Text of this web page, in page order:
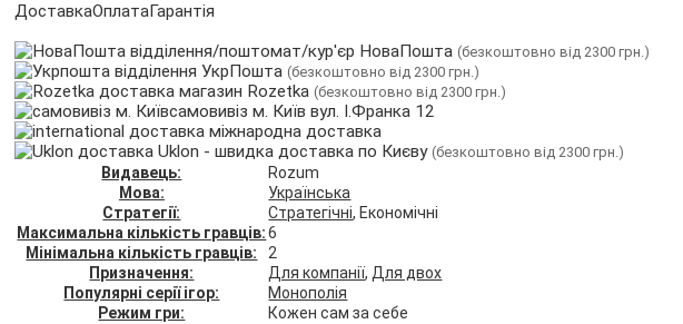
ДоставкаОплатаГарантія
відділення/поштомат/кур'єр НоваПошта (безкоштовно від 2300 грн.)
відділення УкрПошта (безкоштовно від 2300 грн.)
магазин Rozetka (безкоштовно від 2300 грн.)
самовивіз м. Київ вул. І.Франка 12
міжнародна доставка
Uklon - швидка доставка по Києву (безкоштовно від 2300 грн.)
Видавець:
Rozum
Мова:
Українська
Стратегії:
Стратегічні, Економічні
Максимальна кількість гравців: 6
Мінімальна кількість гравців:
2
Призначення:
Для компанії,Для двох
Популярні серії ігор:
Монополія
Режим гри:
Кожен сам за себе